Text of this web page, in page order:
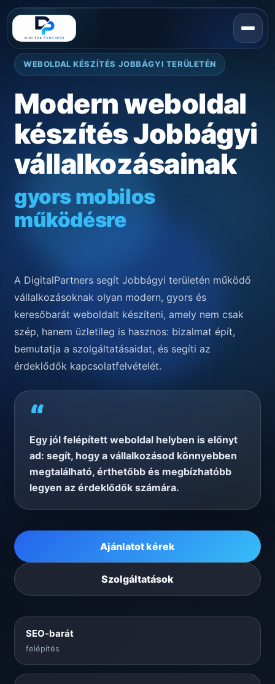
WEBOLDAL KÉSZÍTÉS JOBBÁGYI TERÜLETÉN
Modern weboldal
készítés Jobbágyi
vállalkozásainak
gyors mobilos
működésre
A DigitalPartners segít Jobbágyi területén működő
vállalkozásoknak olyan modern, gyors és
keresőbarát weboldalt készíteni, amely nem csak
szép, hanem üzletileg is hasznos: bizalmat épít,
bemutatja a szolgáltatásaidat, és segíti az
érdeklődők kapcsolatfelvételét.
“
Egy jól felépített weboldal helyben is előnyt
ad: segít, hogy a vállalkozásod könnyebben
megtalálható, érthetőbb és megbízhatóbb
legyen az érdeklődők számára.
Ajánlatot kérek
Szolgáltatások
SEO-barát
felépítés